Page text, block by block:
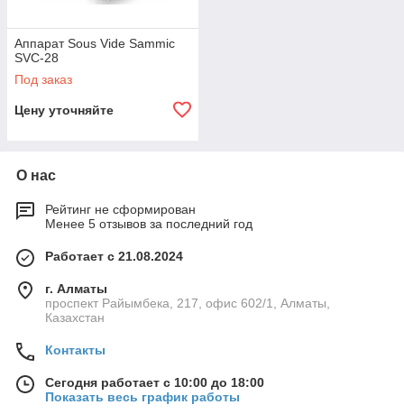
Аппарат Sous Vide Sammic
SVC-28
Под заказ
Цену уточняйте
О нас
Рейтинг не сформирован
Менее 5 отзывов за последний год
Работает с 21.08.2024
г. Алматы
проспект Райымбека, 217, офис 602/1, Алматы,
Казахстан
Контакты
Сегодня работает с 10:00 до 18:00
Показать весь график работы